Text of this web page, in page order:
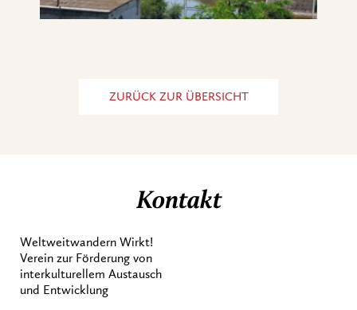
ZURÜCK ZUR ÜBERSICHT
Kontakt
Weltweitwandern Wirkt!
Verein zur Förderung von
interkulturellem Austausch
und Entwicklung